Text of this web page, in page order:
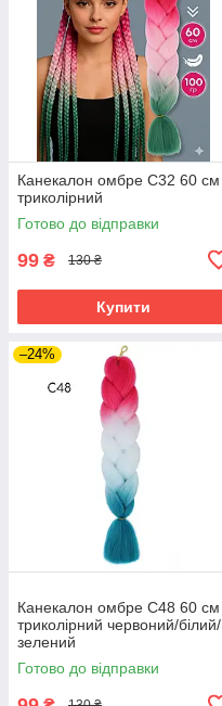
Канекалон омбре C32 60 см
триколірний
Готово до відправки
99 ₴ 130 ₴
Купити
–24%
Канекалон омбре C48 60 см
триколірний червоний/білий/
зелений
Готово до відправки